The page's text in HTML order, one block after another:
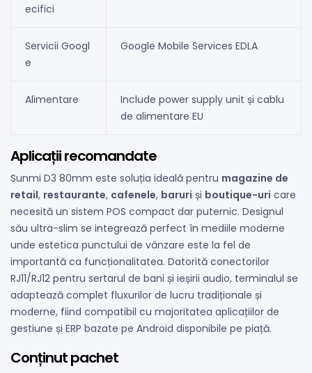
ecifici
Servicii Googl
e
Google Mobile Services EDLA
Alimentare
Include power supply unit și cablu
de alimentare EU
Aplicații recomandate
Sunmi D3 80mm este soluția ideală pentru magazine de
retail, restaurante, cafenele, baruri și boutique-uri care
necesită un sistem POS compact dar puternic. Designul
său ultra-slim se integrează perfect în mediile moderne
unde estetica punctului de vânzare este la fel de
importantă ca funcționalitatea. Datorită conectorilor
RJ11/RJ12 pentru sertarul de bani și ieșirii audio, terminalul se
adaptează complet fluxurilor de lucru tradiționale și
moderne, fiind compatibil cu majoritatea aplicațiilor de
gestiune și ERP bazate pe Android disponibile pe piață.
Conținut pachet